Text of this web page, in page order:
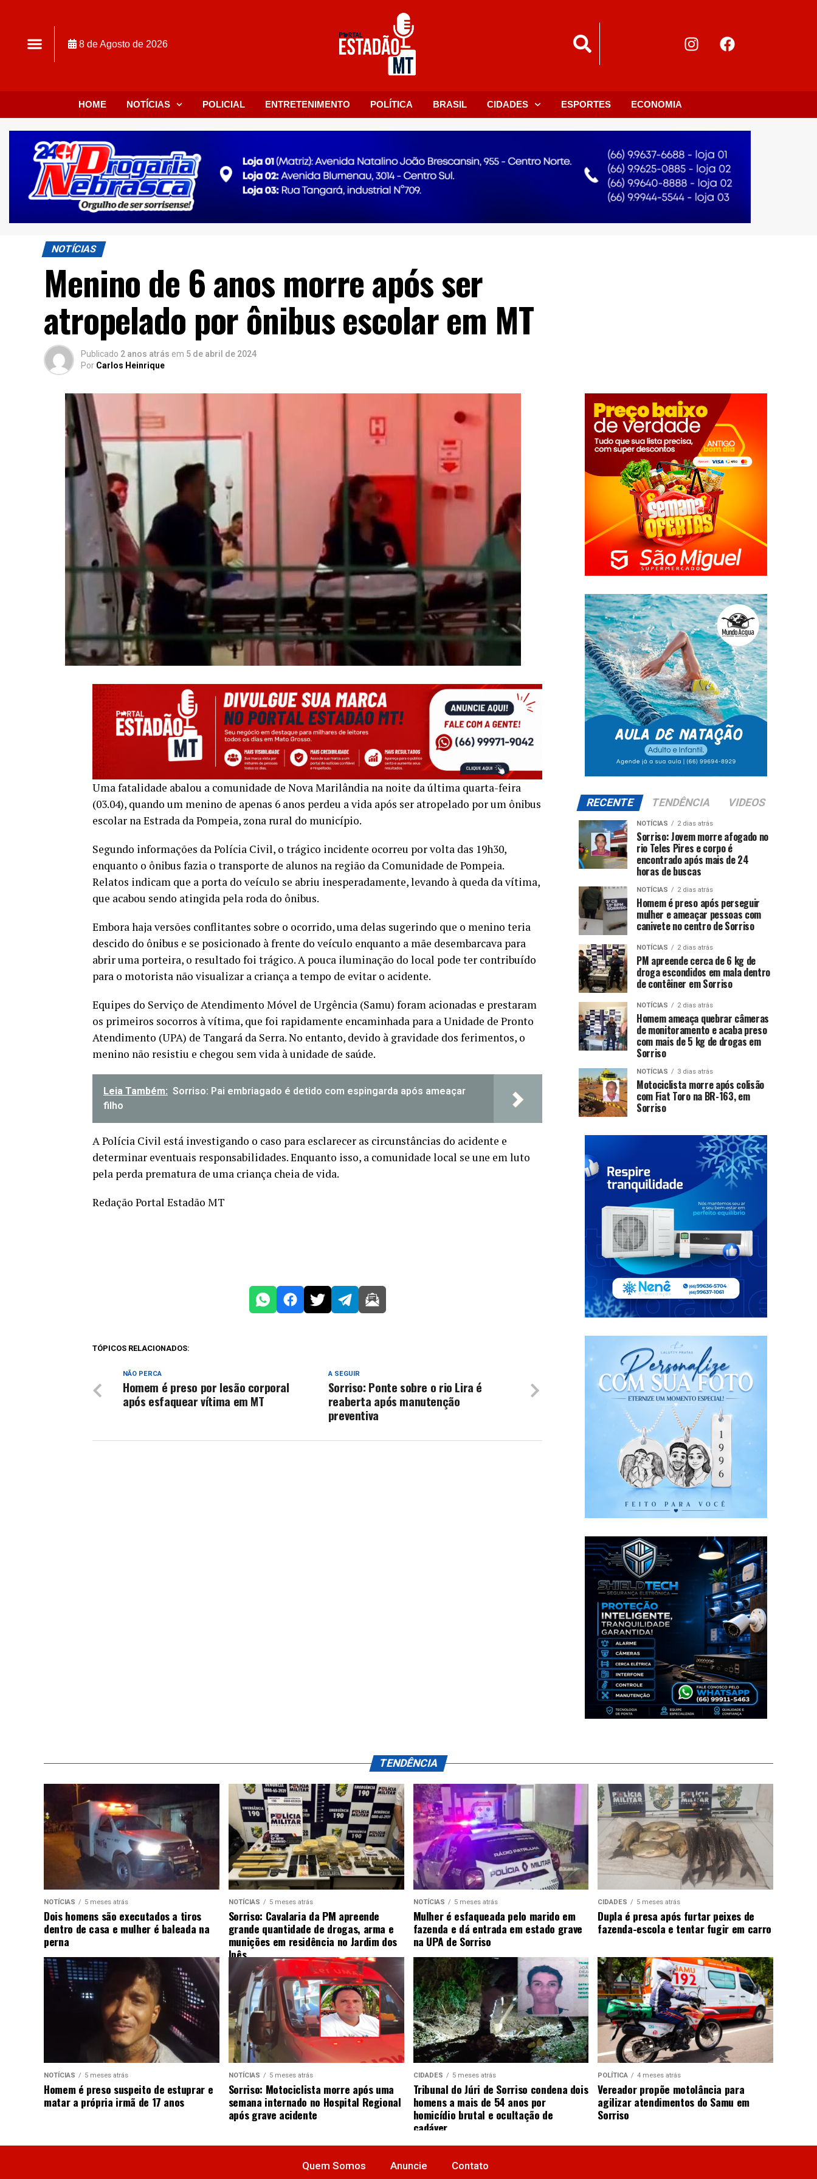
8 de Agosto de 2026
HOME NOTÍCIAS POLICIAL ENTRETENIMENTO POLÍTICA BRASIL CIDADES ESPORTES ECONOMIA
NOTÍCIAS
Menino de 6 anos morre após ser
atropelado por ônibus escolar em MT
Publicado 2 anos atrás em 5 de abril de 2024
Por Carlos Heinrique
Uma fatalidade abalou a comunidade de Nova Marilândia na noite da última quarta-feira
(03.04), quando um menino de apenas 6 anos perdeu a vida após ser atropelado por um ônibus
escolar na Estrada da Pompeia, zona rural do município.
Segundo informações da Polícia Civil, o trágico incidente ocorreu por volta das 19h30,
enquanto o ônibus fazia o transporte de alunos na região da Comunidade de Pompeia.
Relatos indicam que a porta do veículo se abriu inesperadamente, levando à queda da vítima,
que acabou sendo atingida pela roda do ônibus.
Embora haja versões conflitantes sobre o ocorrido, uma delas sugerindo que o menino teria
descido do ônibus e se posicionado à frente do veículo enquanto a mãe desembarcava para
abrir uma porteira, o resultado foi trágico. A pouca iluminação do local pode ter contribuído
para o motorista não visualizar a criança a tempo de evitar o acidente.
Equipes do Serviço de Atendimento Móvel de Urgência (Samu) foram acionadas e prestaram
os primeiros socorros à vítima, que foi rapidamente encaminhada para a Unidade de Pronto
Atendimento (UPA) de Tangará da Serra. No entanto, devido à gravidade dos ferimentos, o
menino não resistiu e chegou sem vida à unidade de saúde.
Leia Também: Sorriso: Pai embriagado é detido com espingarda após ameaçar
filho
A Polícia Civil está investigando o caso para esclarecer as circunstâncias do acidente e
determinar eventuais responsabilidades. Enquanto isso, a comunidade local se une em luto
pela perda prematura de uma criança cheia de vida.
Redação Portal Estadão MT
TÓPICOS RELACIONADOS:
A SEGUIR
Sorriso: Ponte sobre o rio Lira é
reaberta após manutenção
preventiva
NÃO PERCA
Homem é preso por lesão corporal
após esfaquear vítima em MT
RECENTE TENDÊNCIA VIDEOS
NOTÍCIAS 2 dias atrás
Sorriso: Jovem morre afogado no
rio Teles Pires e corpo é
encontrado após mais de 24
horas de buscas
NOTÍCIAS 2 dias atrás
Homem é preso após perseguir
mulher e ameaçar pessoas com
canivete no centro de Sorriso
NOTÍCIAS 2 dias atrás
PM apreende cerca de 6 kg de
droga escondidos em mala dentro
de contêiner em Sorriso
NOTÍCIAS 2 dias atrás
Homem ameaça quebrar câmeras
de monitoramento e acaba preso
com mais de 5 kg de drogas em
Sorriso
NOTÍCIAS 3 dias atrás
Motociclista morre após colisão
com Fiat Toro na BR-163, em
Sorriso
TENDÊNCIA
NOTÍCIAS 5 meses atrás
Dois homens são executados a tiros
dentro de casa e mulher é baleada na
perna
NOTÍCIAS 5 meses atrás
Sorriso: Cavalaria da PM apreende
grande quantidade de drogas, arma e
munições em residência no Jardim dos
Ipês
NOTÍCIAS 5 meses atrás
Mulher é esfaqueada pelo marido em
fazenda e dá entrada em estado grave
na UPA de Sorriso
CIDADES 5 meses atrás
Dupla é presa após furtar peixes de
fazenda-escola e tentar fugir em carro
NOTÍCIAS 5 meses atrás
Homem é preso suspeito de estuprar e
matar a própria irmã de 17 anos
NOTÍCIAS 5 meses atrás
Sorriso: Motociclista morre após uma
semana internado no Hospital Regional
após grave acidente
CIDADES 5 meses atrás
Tribunal do Júri de Sorriso condena dois
homens a mais de 54 anos por
homicídio brutal e ocultação de
cadáver
POLÍTICA 4 meses atrás
Vereador propõe motolância para
agilizar atendimentos do Samu em
Sorriso
Quem Somos Anuncie Contato